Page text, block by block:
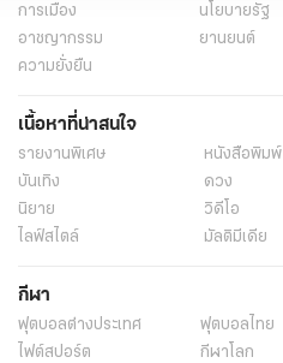
การเมือง
นโยบายรัฐ
อาชญากรรม
ยานยนต์
ความยั่งยืน
เนื้อหาที่น่าสนใจ
รายงานพิเศษ หนังสือพิมพ์
บันเทิง
ดวง
นิยาย
วิดีโอ
ไลฟ์สไตล์
มัลติมีเดีย
กีฬา
ฟุตบอลต่่างประเทศ ฟุตบอลไทย
ไฟต์สปอร์ต
กีฬาโลก